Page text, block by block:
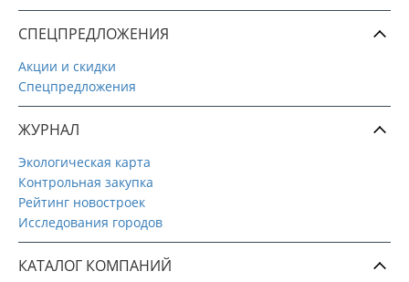
СПЕЦПРЕДЛОЖЕНИЯ
Акции и скидки
Спецпредложения
ЖУРНАЛ
Экологическая карта
Контрольная закупка
Рейтинг новостроек
Исследования городов
КАТАЛОГ КОМПАНИЙ